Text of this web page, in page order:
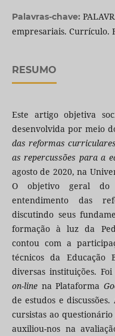
Palavras-chave:
empresariais. Currículo.
RESUMO
Este artigo objetiva
desenvolvida por meio
das reformas
as repercussões para a
agosto de 2020, na
O objetivo geral
entendimento das
discutindo seus
formação à luz da
contou com a
técnicos da Educação
diversas instituições.
on-linena Plataforma
de estudos e
cursistas ao
auxiliou-nos na